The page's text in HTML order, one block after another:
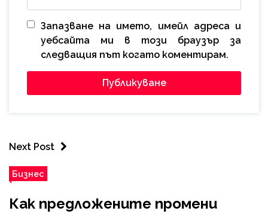
Запазване на името, имейл адреса и
уебсайта ми в този браузър за
следващия път когато коментирам.
Next Post
Бизнес
Как предложените промени